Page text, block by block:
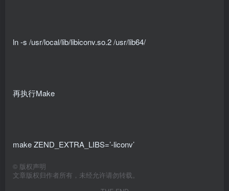
ln -s /usr/local/lib/libiconv.so.2 /usr/lib64/
再执行Make
make ZEND_EXTRA_LIBS=’-liconv’
© 版权声明
文章版权归作者所有，未经允许请勿转载。